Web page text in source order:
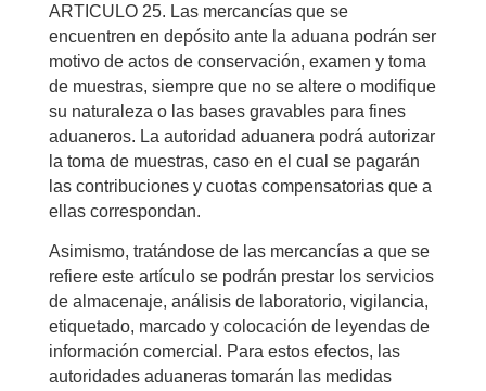
ARTICULO 25. Las mercancías que se
encuentren en depósito ante la aduana podrán ser
motivo de actos de conservación, examen y toma
de muestras, siempre que no se altere o modifique
su naturaleza o las bases gravables para fines
aduaneros. La autoridad aduanera podrá autorizar
la toma de muestras, caso en el cual se pagarán
las contribuciones y cuotas compensatorias que a
ellas correspondan.
Asimismo, tratándose de las mercancías a que se
refiere este artículo se podrán prestar los servicios
de almacenaje, análisis de laboratorio, vigilancia,
etiquetado, marcado y colocación de leyendas de
información comercial. Para estos efectos, las
autoridades aduaneras tomarán las medidas